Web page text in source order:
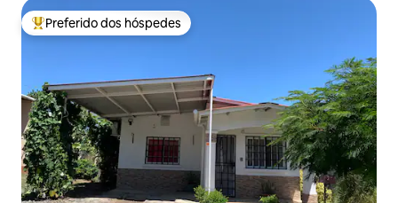
Entre os melhores preferidos dos hóspedes
Preferido dos hóspedes